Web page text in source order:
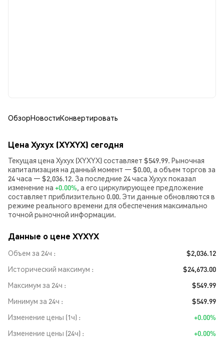
ОбзорНовостиКонвертировать
Цена Xyxyx (XYXYX) сегодня
Текущая цена Xyxyx (XYXYX) составляет $549.99. Рыночная
капитализация на данный момент — $0.00, а объем торгов за
24 часа — $2,036.12. За последние 24 часа Xyxyx показал
изменение на +0.00%, а его циркулирующее предложение
составляет приблизительно 0.00. Эти данные обновляются в
режиме реального времени для обеспечения максимально
точной рыночной информации.
Данные о цене XYXYX
Объем за 24ч
$2,036.12
Исторический максимум
$24,673.00
Максимум за 24ч
$549.99
Минимум за 24ч
$549.99
Изменение цены (1ч)
+0.00%
Изменение цены (24ч)
+0.00%